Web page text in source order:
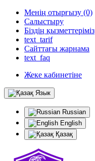
Менің отырғызу (0)
Салыстыру
Біздің қызметтеріміз
text_tarif
Сайттағы жарнама
text_faq
Жеке кабинетіне
Язык
Russian
English
Қазақ